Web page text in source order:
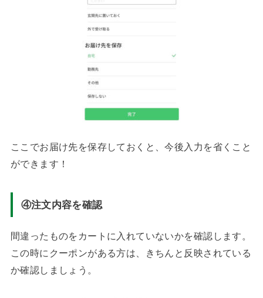
ここでお届け先を保存しておくと、今後入力を省くこと
ができます！
④注文内容を確認
間違ったものをカートに入れていないかを確認します。
この時にクーポンがある方は、きちんと反映されている
か確認しましょう。